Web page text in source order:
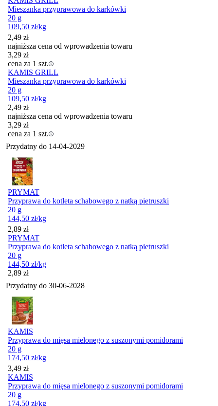
Mieszanka przyprawowa do karkówki
20 g
109,50 zł/kg
2,49 zł
najniższa cena od wprowadzenia towaru
3,29 zł
cena za 1 szt.
KAMIS GRILL
Mieszanka przyprawowa do karkówki
20 g
109,50 zł/kg
2,49 zł
najniższa cena od wprowadzenia towaru
3,29 zł
cena za 1 szt.
Przydatny do 14-04-2029
PRYMAT
Przyprawa do kotleta schabowego z natką pietruszki
20 g
144,50 zł/kg
Cena
2,89 zł
PRYMAT
Przyprawa do kotleta schabowego z natką pietruszki
20 g
144,50 zł/kg
Cena
2,89 zł
Przydatny do 30-06-2028
KAMIS
Przyprawa do mięsa mielonego z suszonymi pomidorami
20 g
174,50 zł/kg
Cena
3,49 zł
KAMIS
Przyprawa do mięsa mielonego z suszonymi pomidorami
20 g
174,50 zł/kg